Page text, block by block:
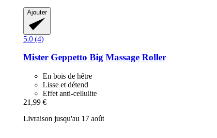
Ajouter
5.0 (4)
Mister Geppetto Big Massage Roller
En bois de hêtre
Lisse et détend
Effet anti-cellulite
21,99 €
Livraison jusqu'au 17 août